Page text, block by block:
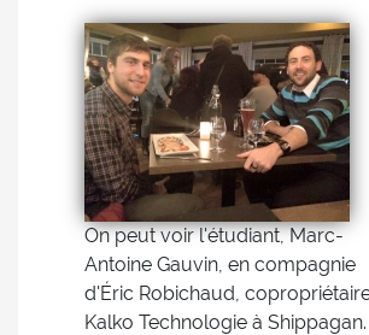
On peut voir l'étudiant, Marc-
Antoine Gauvin, en compagnie
d'Éric Robichaud,
Kalko Technologie à Shippagan.